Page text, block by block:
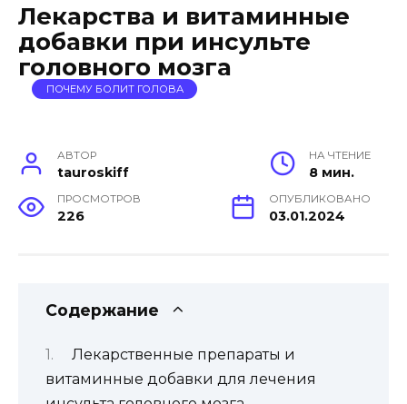
Лекарства и витаминные
добавки при инсульте
головного мозга
ПОЧЕМУ БОЛИТ ГОЛОВА
АВТОР
tauroskiff
НА ЧТЕНИЕ
8 мин.
ПРОСМОТРОВ
226
ОПУБЛИКОВАНО
03.01.2024
Содержание
Лекарственные препараты и
витаминные добавки для лечения